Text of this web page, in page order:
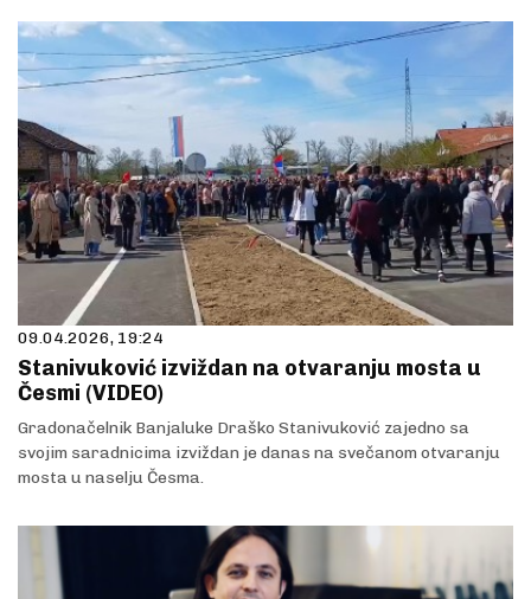
09.04.2026, 19:24
Stanivuković izviždan na otvaranju mosta u
Česmi (VIDEO)
Gradonačelnik Banjaluke Draško Stanivuković zajedno sa
svojim saradnicima izviždan je danas na svečanom otvaranju
mosta u naselju Česma.